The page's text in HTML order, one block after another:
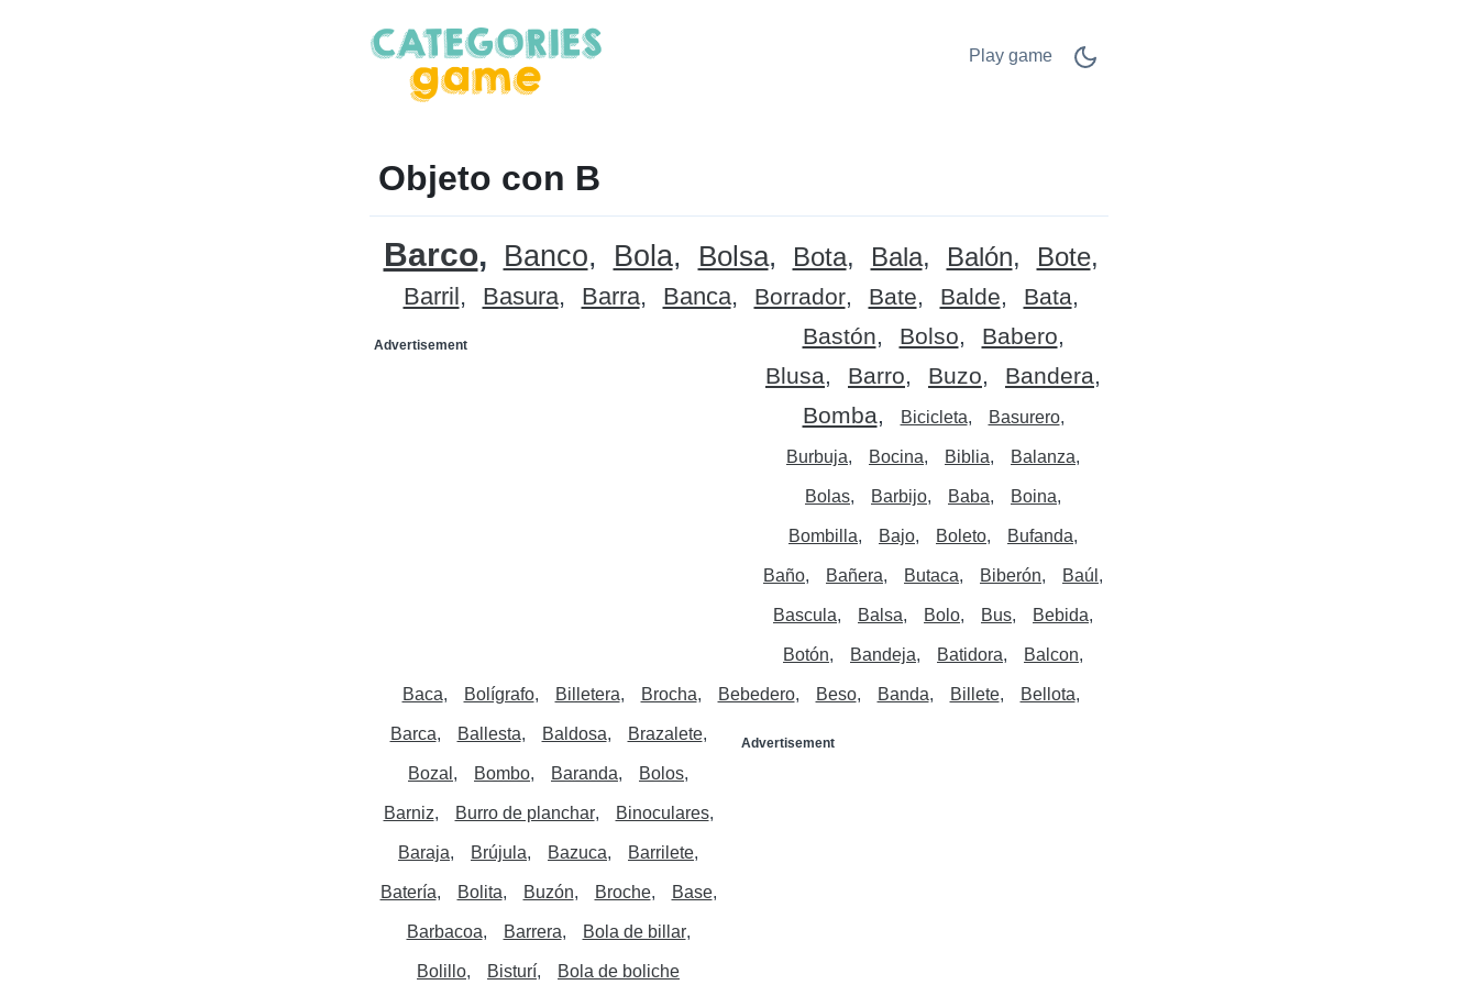
Play game
Objeto con B
Barco Banco Bola Bolsa Bota Bala Balón Bote
Barril Basura Barra Banca Borrador Bate Balde
Advertisement
Bata
Bastón
Bolso
Babero
Blusa
Barro Buzo
Bandera
Bomba
Bicicleta Basurero
Burbuja Bocina Biblia Balanza
Bolas Barbijo Baba Boina
Bombilla Bajo Boleto Bufanda
Baño Bañera Butaca Biberón Baúl
Bascula Balsa Bolo Bus Bebida
Botón Bandeja Batidora Balcon
Baca Bolígrafo Billetera Brocha Bebedero Beso Banda Billete
Advertisement
Bellota
Barca Ballesta Baldosa Brazalete
Bozal Bombo Baranda Bolos
Barniz Burro de planchar Binoculares
Baraja Brújula Bazuca Barrilete
Batería Bolita Buzón Broche Base
Barbacoa Barrera Bola de billar
Bolillo Bisturí Bola de boliche